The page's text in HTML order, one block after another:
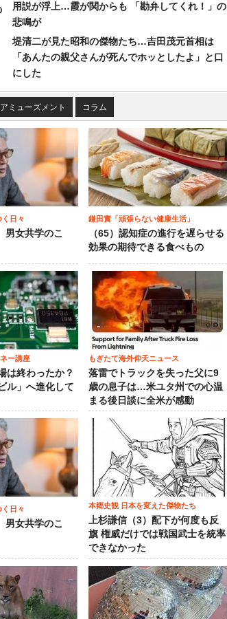
用説が浮上…霞が関からも 「勘弁してくれ！」の
悲鳴が
堤清二が見た昭和の傑物たち…吉田茂元首相は
「あんたの親父さんが死んでホッとしたよ」と口
にした
アミューズメント コラム
日々
女共学のこ
鎌田實「頑張らない健康生活」
（65）認知症の進行を遅らせる
効果の期待できる食べもの
ー講座
は終わったか？
ル」へ進化して
もぎたて海外仰天ニュース
落雷でトラックを失った父に9
歳の息子は…米ユタ州での心温
まる後日談に全米が感動
日々
女共学のこ
本郷史観 日本を変えた傑物たち
上杉謙信（3）配下が何度も反
旗 権威だけでは戦国武士を統率
できなかった